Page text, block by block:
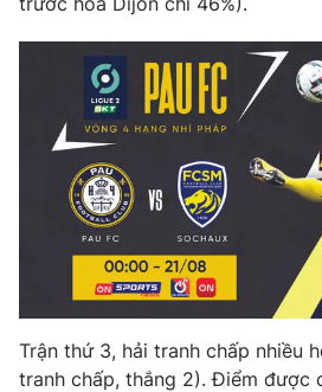
Trận thứ 3, hải tranh chấp nhiều
tranh chấp, thắng 2). Điểm được